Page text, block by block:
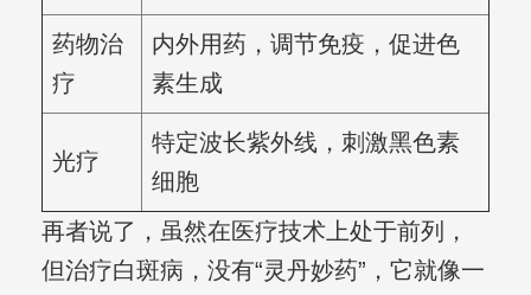
药物治
疗
内外用药，调节免疫，促进色
素生成
光疗
特定波长紫外线，刺激黑色素
细胞
再者说了，虽然在医疗技术上处于前列，
但治疗白斑病，没有“灵丹妙药”，它就像一